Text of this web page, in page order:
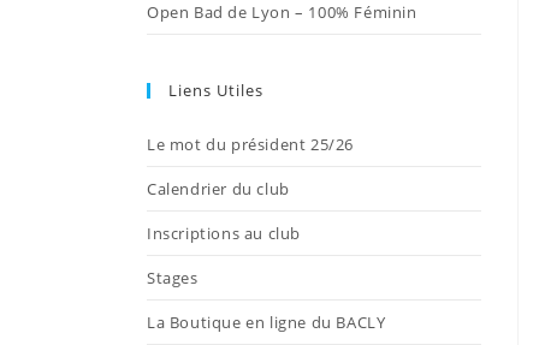
Open Bad de Lyon – 100% Féminin
Liens Utiles
Le mot du président 25/26
Calendrier du club
Inscriptions au club
Stages
La Boutique en ligne du BACLY